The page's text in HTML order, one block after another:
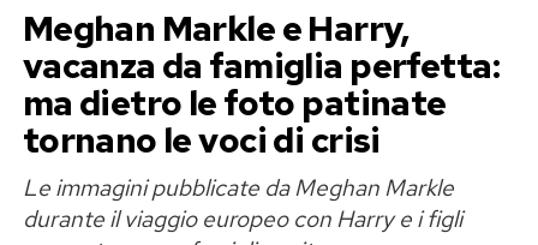
fuga?
Secondo la biografa Judy Wade, Diana stava
cercando di ricominciare dopo il divorzio da
Carlo. «Mi disse: “Sto spiccando il volo”», ha
raccontato aPeople.
Meghan Markle e Harry,
vacanza da famiglia perfetta:
ma dietro le foto patinate
tornano le voci di crisi
Le immagini pubblicate da Meghan Markle
durante il viaggio europeo con Harry e i figli